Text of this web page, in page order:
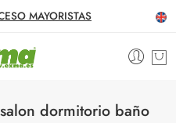
MAYORISTAS
dormitorio baño